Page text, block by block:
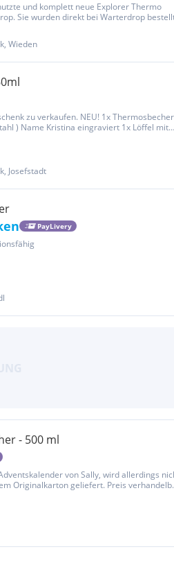
und komplett neue Explorer Thermo
Sie wurden direkt bei Warterdrop
taubenblau, 1x winterweiß Preis pro Stück:
1,1L Fassungsvermögen Neupreis: je...
Wieden
zu verkaufen. NEU! 1x
) Name Kristina eingraviert 1x Löffel mit
Josefstadt
PayLivery
- 500 ml
von Sally, wird allerdings
Originalkarton geliefert. Preis